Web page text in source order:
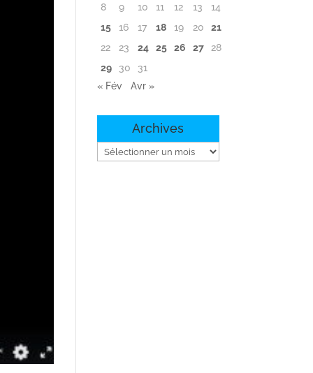
8
9 10 11 12 13
14
15
16 17 18 19 20
21
22
23 24 25 26 27
28
29
30
31
« Fév
Avr »
Archives
Archives